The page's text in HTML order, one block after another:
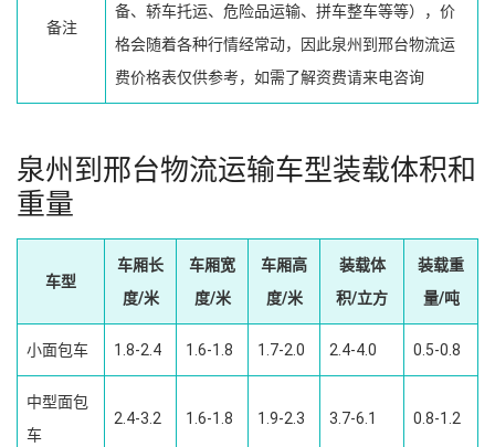
备注
备、轿车托运、危险品运输、拼车整车等等），价
格会随着各种行情经常动，因此泉州到邢台物流运
费价格表仅供参考，如需了解资费请来电咨询
泉州到邢台物流运输车型装载体积和
重量
车型
车厢长
度/米
车厢宽
度/米
车厢高
度/米
装载体
积/立方
装载重
量/吨
小面包车 1.8-2.4 1.6-1.8 1.7-2.0 2.4-4.0 0.5-0.8
中型面包
车
2.4-3.2 1.6-1.8 1.9-2.3 3.7-6.1 0.8-1.2